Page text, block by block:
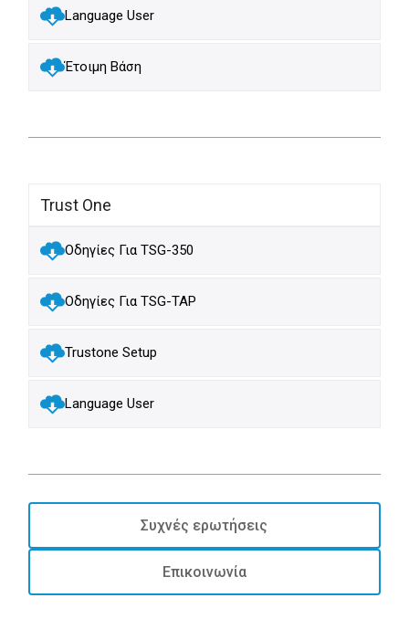
Language User
Έτοιμη Βάση
Trust One
Οδηγίες Για TSG-350
Οδηγίες Για TSG-TAP
Trustone Setup
Language User
Συχνές ερωτήσεις
Επικοινωνία